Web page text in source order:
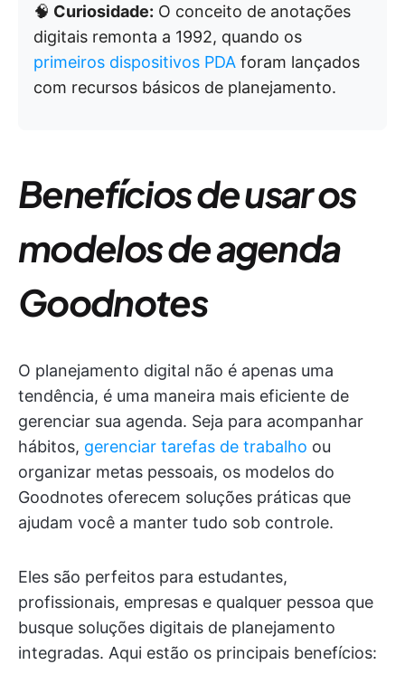
🧠 Curiosidade: O conceito de anotações
digitais remonta a 1992, quando os
primeiros dispositivos PDA foram lançados
com recursos básicos de planejamento.
Benefícios de usar os
modelos de agenda
Goodnotes
O planejamento digital não é apenas uma
tendência, é uma maneira mais eficiente de
gerenciar sua agenda. Seja para acompanhar
hábitos, gerenciar tarefas de trabalho ou
organizar metas pessoais, os modelos do
Goodnotes oferecem soluções práticas que
ajudam você a manter tudo sob controle.
Eles são perfeitos para estudantes,
profissionais, empresas e qualquer pessoa que
busque soluções digitais de planejamento
integradas. Aqui estão os principais benefícios: